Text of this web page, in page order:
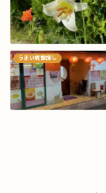
うまい焼飯探し